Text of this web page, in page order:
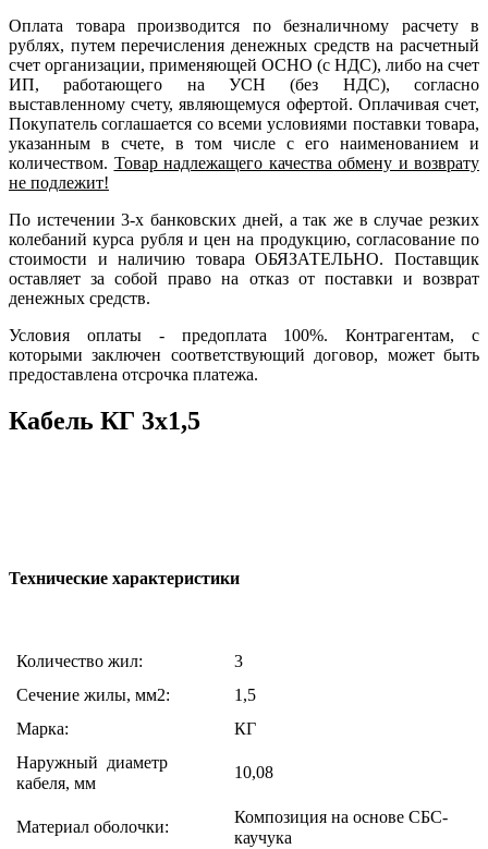
Оплата товара производится по безналичному расчету в
рублях, путем перечисления денежных средств на расчетный
счет организации, применяющей ОСНО (с НДС), либо на счет
ИП, работающего на УСН (без НДС), согласно
выставленному счету, являющемуся офертой. Оплачивая счет,
Покупатель соглашается со всеми условиями поставки товара,
указанным в счете, в том числе с его наименованием и
количеством. Товар надлежащего качества обмену и возврату
не подлежит!
По истечении 3-х банковских дней, а так же в случае резких
колебаний курса рубля и цен на продукцию, согласование по
стоимости и наличию товара ОБЯЗАТЕЛЬНО. Поставщик
оставляет за собой право на отказ от поставки и возврат
денежных средств.
Условия оплаты - предоплата 100%. Контрагентам, с
которыми заключен соответствующий договор, может быть
предоставлена отсрочка платежа.
Кабель КГ 3х1,5
Технические характеристики
Количество жил:
3
Сечение жилы, мм2:
1,5
Марка:
КГ
Наружный диаметр
кабеля, мм
10,08
Материал оболочки:
Композиция на основе СБС-
каучука